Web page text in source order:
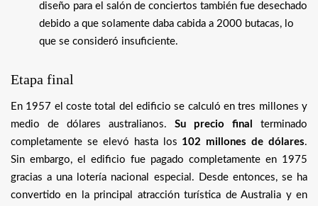
diseño para el salón de conciertos también fue desechado
debido a que solamente daba cabida a 2000 butacas, lo
que se consideró insuficiente.
Etapa final
En 1957 el coste total del edificio se calculó en tres millones y
medio de dólares australianos. Su precio final
terminado
completamente se elevó hasta los 102 millones de dólares.
Sin embargo, el edificio fue pagado completamente en 1975
gracias a una lotería nacional especial. Desde entonces, se ha
convertido en la principal atracción turística de Australia y en